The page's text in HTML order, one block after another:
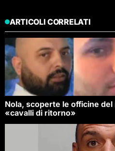
ARTICOLI CORRELATI
Nola, scoperte le officine
«cavalli di ritorno»